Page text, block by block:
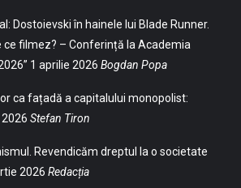
Dostoievski în hainele lui Blade Runner.
ce filmez? – Conferință la Academia
1 aprilie 2026 Bogdan Popa
ca fațadă a capitalului monopolist:
Stefan Tiron
Revendicăm dreptul la o societate
2026 Redacția